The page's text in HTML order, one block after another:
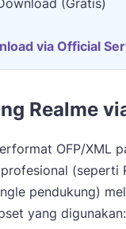
(Gratis)
via Official
Realme
OFP/XML
(seperti
pendukung)
yang digunakan: